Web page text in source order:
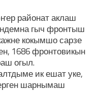
районат аклаш
гыч фронтыш
кокымшо сарзе
1686 фронтовикын
огыл.
ик ешат уке,
шарнымаш